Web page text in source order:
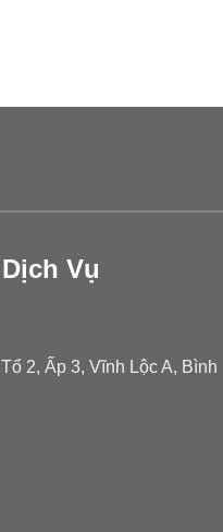
Vụ
2, Ấp 3, Vĩnh Lộc A, Bình